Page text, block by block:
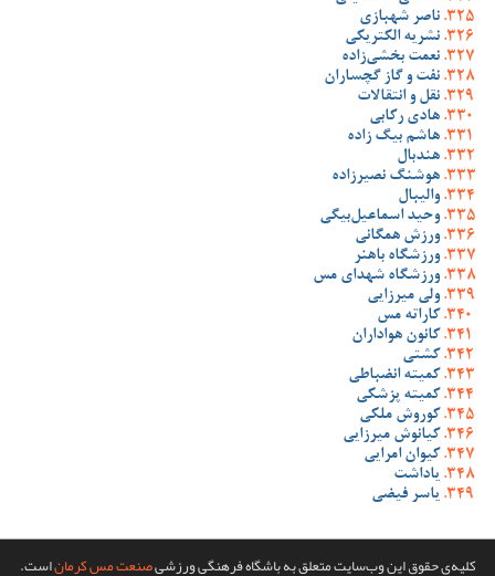
ناصر شهبازی
نشریه الکتریکی
نعمت بخشی‌زاده
نفت و گاز گچساران
نقل و انتقالات
هادی رکابی
هاشم بیگ زاده
هندبال
هوشنگ نصیرزاده
والیبال
وحید اسماعیل‌بیگی
ورزش همگانی
ورزشگاه باهنر
ورزشگاه شهدای مس
ولی میرزایی
کاراته مس
کانون هواداران
کشتی
کمیته انضباطی
کمیته پزشکی
کوروش ملکی
کیانوش میرزایی
کیوان امرایی
یاداشت
یاسر فیضی
کلیه‌ی حقوق این وب‌سایت متعلق به باشگاه فرهنگی ورزشیصنعت مس کرماناست.